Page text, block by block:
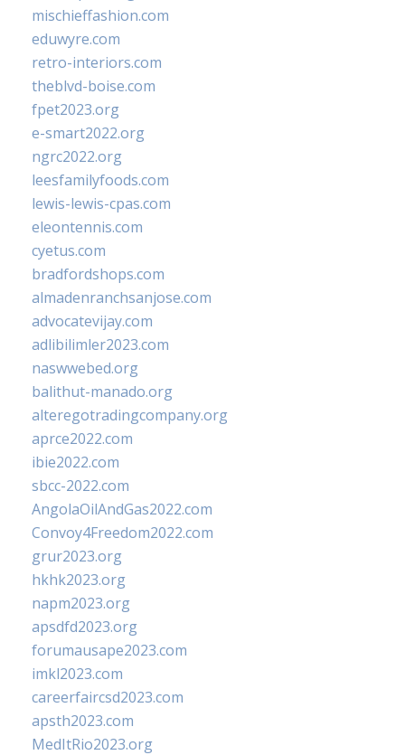
mischieffashion.com
eduwyre.com
retro-interiors.com
theblvd-boise.com
fpet2023.org
e-smart2022.org
ngrc2022.org
leesfamilyfoods.com
lewis-lewis-cpas.com
eleontennis.com
cyetus.com
bradfordshops.com
almadenranchsanjose.com
advocatevijay.com
adlibilimler2023.com
naswwebed.org
balithut-manado.org
alteregotradingcompany.org
aprce2022.com
ibie2022.com
sbcc-2022.com
AngolaOilAndGas2022.com
Convoy4Freedom2022.com
grur2023.org
hkhk2023.org
napm2023.org
apsdfd2023.org
forumausape2023.com
imkl2023.com
careerfaircsd2023.com
apsth2023.com
MedItRio2023.org